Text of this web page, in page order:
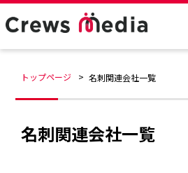
トップページ 名刺関連会社一覧
名刺関連会社一覧